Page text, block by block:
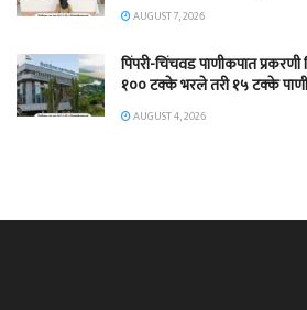
AUGUST 7, 2026
पिंपरी-चिंचवड पाणीकपात
१०० टक्के भरले तरी १५ टक्के
AUGUST 4, 2026